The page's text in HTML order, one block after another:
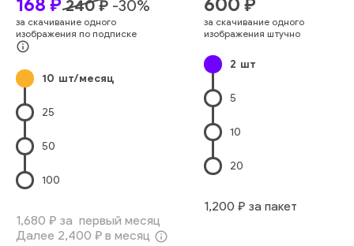
Утро Часы - Настольные Или Настенные Обнимать
Малыш Взаимосвязь Спальня Расчёска
Чистить Щёткой
Домашнее Помещение
Два Человека Домашний Быт
Европейского Происхождения
Семья С Одним Ребёнком
Один Родитель
девочка
европеец
волосы
женщина
довольно
дом мама
240₽ -30%
за скачивание одного
изображения по подписке
info_outline
10 шт/месяц
25
50
100
1,680 ₽ за первый месяц
Далее 2,400 ₽ в месяц info_outline
за скачивание одного
изображения штучно
2 шт
5
10
20
1,200 ₽ за пакет